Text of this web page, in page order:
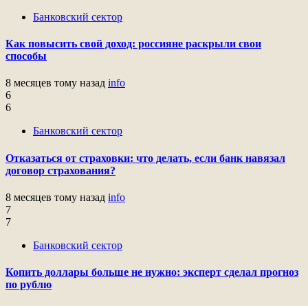
Банковский сектор
Как повысить свой доход: россияне раскрыли свои
способы
8 месяцев тому назад info
6
6
Банковский сектор
Отказаться от страховки: что делать, если банк навязал
договор страхования?
8 месяцев тому назад info
7
7
Банковский сектор
Копить доллары больше не нужно: эксперт сделал прогноз
по рублю